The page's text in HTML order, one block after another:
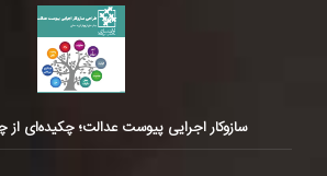
سازوکار اجرایی پیوست عدالت؛ چکیده‌ای از